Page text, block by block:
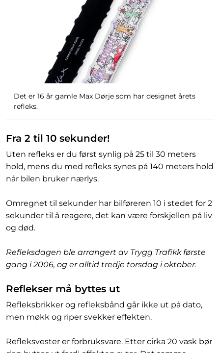
Det er 16 år gamle Max Dørje som har designet årets
refleks.
Fra 2 til 10 sekunder!
Uten refleks er du først synlig på 25 til 30 meters
hold, mens du med refleks synes på 140 meters hold
når bilen bruker nærlys.
Omregnet til sekunder har bilføreren 10 i stedet for 2
sekunder til å reagere, det kan være forskjellen på liv
og død.
Refleksdagen ble arrangert av Trygg Trafikk første
gang i 2006, og er alltid tredje torsdag i oktober.
Reflekser må byttes ut
Refleksbrikker og refleksbånd går ikke ut på dato,
men møkk og riper svekker effekten.
Refleksvester er forbruksvare. Etter cirka 20 vask bør